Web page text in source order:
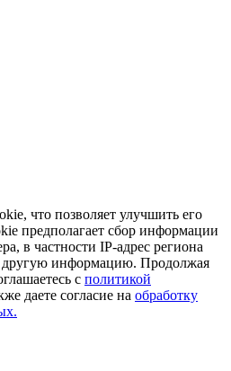
что позволяет улучшить его
предполагает сбор информации
в частности IP-адрес региона
другую информацию. Продолжая
с политикой
даете согласие на обработку